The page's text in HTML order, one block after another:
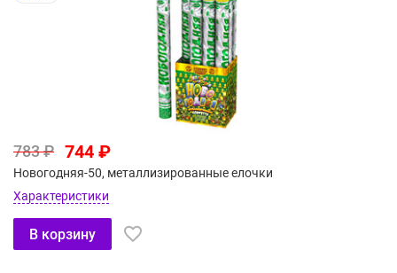
783 ₽ 744 ₽
Новогодняя-50, металлизированные елочки
Характеристики
В корзину